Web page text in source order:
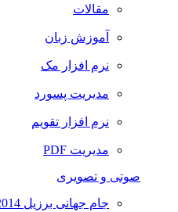
مقالات
آموزش زبان
نرم افزار مک
مدیریت پسورد
نرم افزار تقویم
مدیریت PDF
صوتی و تصویری
جام جهانی برزیل 2014